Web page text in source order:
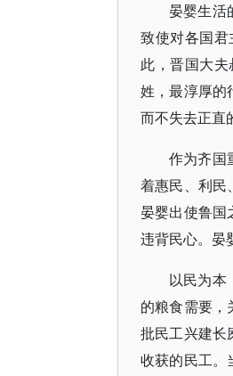
晏婴生活
致使对各国
此，晋国大
姓，最淳厚的
而不失去正直
作为齐国
着惠民、利民
晏婴出使鲁国
违背民心。晏
以民为本
的粮食需要，
批民工兴建长
收获的民工。